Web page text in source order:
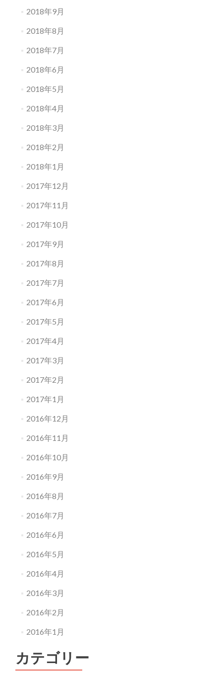
2018年9月
2018年8月
2018年7月
2018年6月
2018年5月
2018年4月
2018年3月
2018年2月
2018年1月
2017年12月
2017年11月
2017年10月
2017年9月
2017年8月
2017年7月
2017年6月
2017年5月
2017年4月
2017年3月
2017年2月
2017年1月
2016年12月
2016年11月
2016年10月
2016年9月
2016年8月
2016年7月
2016年6月
2016年5月
2016年4月
2016年3月
2016年2月
2016年1月
カテゴリー